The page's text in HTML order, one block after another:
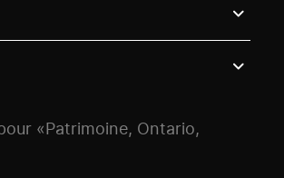
«Patrimoine, Ontario,